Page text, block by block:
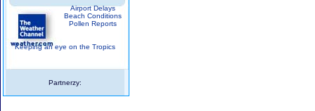
Airport Delays
Beach Conditions
Pollen Reports
Keeping an eye on the Tropics
Partnerzy: